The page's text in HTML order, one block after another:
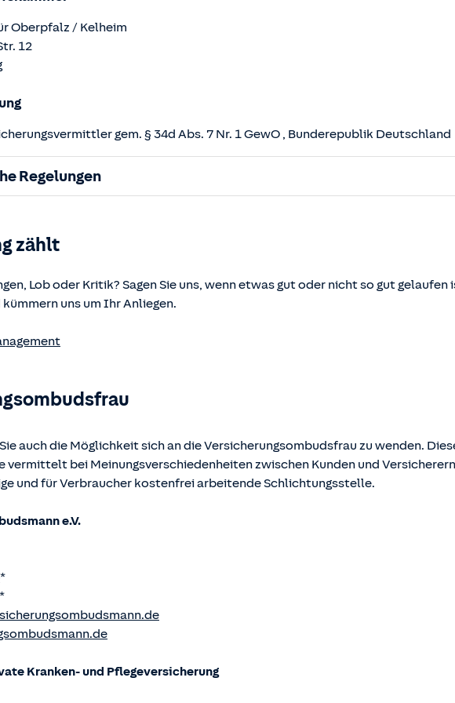
Oberpfalz / Kelheim
12
gem. § 34d Abs. 7 Nr. 1 GewO , Bunderepublik Deutschland
Regelungen
über den Versicherungsvertrag (VVG)
(VAG)
die Versicherungsvermittlung und -beratung (VersVermV)
zählt
Lob oder Kritik? Sagen Sie uns, wenn etwas gut oder nicht so gut
uns um Ihr Anliegen.
auch die Möglichkeit sich an die Versicherungsombudsfrau zu wenden.
vermittelt bei Meinungsverschiedenheiten zwischen Kunden und
und für Verbraucher kostenfrei arbeitende Schlichtungsstelle.
e.V.
*
Kranken- und Pflege­versicherung